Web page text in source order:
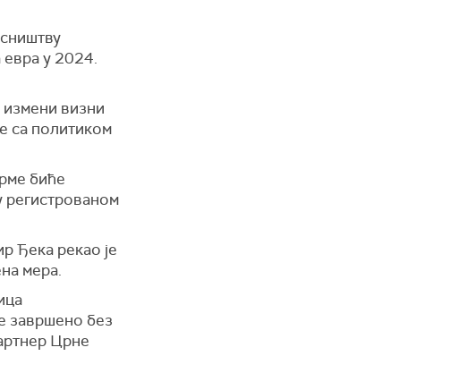
евра у 2024.
визни
са политиком
биће
Ђека рекао је
мера.
завршено без
Црне